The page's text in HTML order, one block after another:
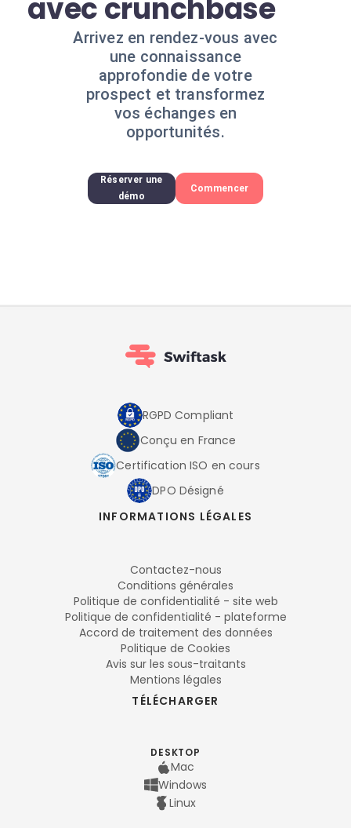
avec crunchbase
Arrivez en rendez-vous avec
une connaissance
approfondie de votre
prospect et transformez
vos échanges en
opportunités.
Réserver une
démo
Commencer
RGPD Compliant
Conçu en France
Certification ISO en cours
DPO Désigné
INFORMATIONS LÉGALES
Contactez-nous
Conditions générales
Politique de confidentialité - site web
Politique de confidentialité - plateforme
Accord de traitement des données
Politique de Cookies
Avis sur les sous-traitants
Mentions légales
TÉLÉCHARGER
DESKTOP
Mac
Windows
Linux